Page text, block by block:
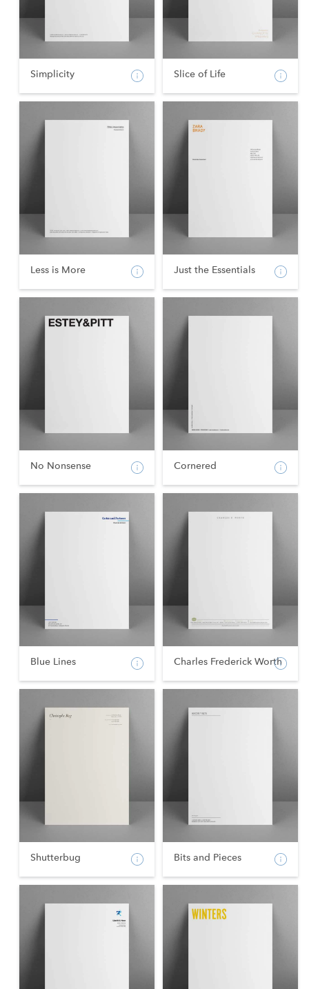
Simplicity Slice of Life
Less is More Just the Essentials
No Nonsense Cornered
Blue Lines Charles Frederick Worth
Shutterbug Bits and Pieces